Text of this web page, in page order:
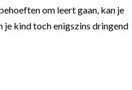
om leert gaan, kan je
je kind toch enigszins dringend